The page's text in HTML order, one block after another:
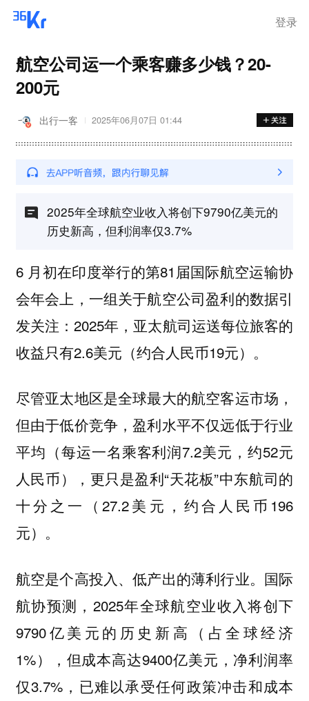
登录
航空公司运一个乘客赚多少钱？20-
200元
出行一客 2025年06月07日 01:44
2025年全球航空业收入将创下9790亿美元的
历史新高，但利润率仅3.7%
6 月初在印度举行的第81届国际航空运输协
会年会上，一组关于航空公司盈利的数据引
发关注：2025年，亚太航司运送每位旅客的
收益只有2.6美元（约合人民币19元）。
尽管亚太地区是全球最大的航空客运市场，
但由于低价竞争，盈利水平不仅远低于行业
平均（每运一名乘客利润7.2美元，约52元
人民币），更只是盈利“天花板”中东航司的
十分之一（27.2美元，约合人民币196
元）。
航空是个高投入、低产出的薄利行业。国际
航协预测，2025年全球航空业收入将创下
9790亿美元的历史新高（占全球经济
1%），但成本高达9400亿美元，净利润率
仅3.7%，已难以承受任何政策冲击和成本